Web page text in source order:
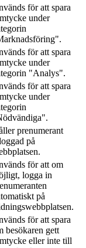
för att spara
under
för att spara
under
"Analys".
för att spara
under
prenumerant
på
för att om
logga in
på
för att spara
besökaren gett
eller inte till